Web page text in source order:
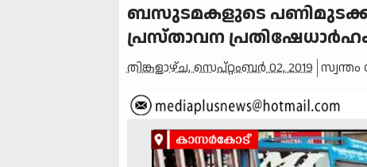
ബസുടമകളുടെ
പ്രസ്താവന
തിങ്കളാഴ്‌ച, സെപ്റ്റംബർ 02, 2019